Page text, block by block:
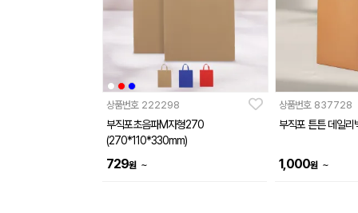
상품번호 222298
부직포초음파M자형270
(270*110*330mm)
729원 ~
상품번호 837728
부직포 튼튼 데일리
1,000원 ~